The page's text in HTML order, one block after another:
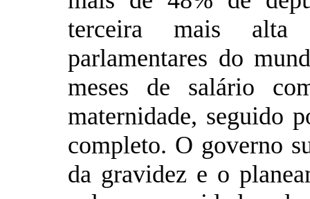
terceira mais alta
parlamentares do
meses de salário
maternidade, seguido
completo. O governo
da gravidez e o